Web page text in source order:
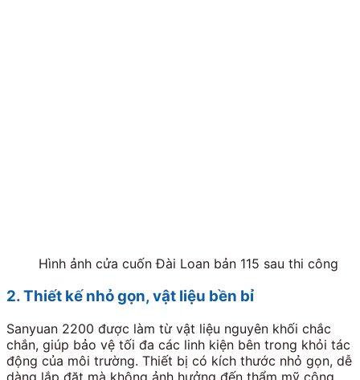
Hình ảnh cửa cuốn Đài Loan bản 115 sau thi công
2. Thiết kế nhỏ gọn, vật liệu bền bỉ
Sanyuan 2200 được làm từ vật liệu nguyên khối chắc
chắn, giúp bảo vệ tối đa các linh kiện bên trong khỏi tác
động của môi trường. Thiết bị có kích thước nhỏ gọn, dễ
dàng lắp đặt mà không ảnh hưởng đến thẩm mỹ công